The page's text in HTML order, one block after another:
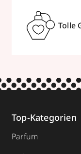
Tolle
Top-Kategorien
Parfum